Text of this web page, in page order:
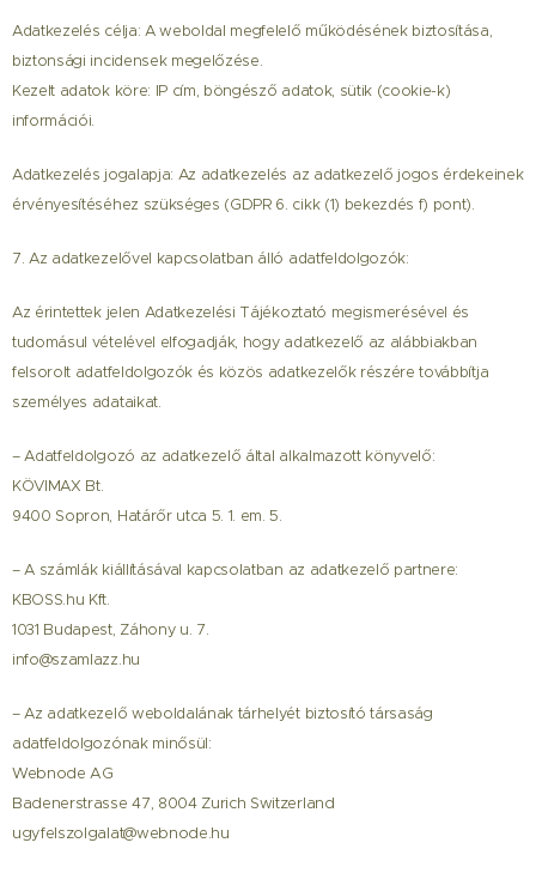
Adatkezelés célja: A weboldal megfelelő működésének biztosítása,
biztonsági incidensek megelőzése.
Kezelt adatok köre: IP cím, böngésző adatok, sütik (cookie-k)
információi.
Adatkezelés jogalapja: Az adatkezelés az adatkezelő jogos érdekeinek
érvényesítéséhez szükséges (GDPR 6. cikk (1) bekezdés f) pont).
7. Az adatkezelővel kapcsolatban álló adatfeldolgozók:
Az érintettek jelen Adatkezelési Tájékoztató megismerésével és
tudomásul vételével elfogadják, hogy adatkezelő az alábbiakban
felsorolt adatfeldolgozók és közös adatkezelők részére továbbítja
személyes adataikat.
– Adatfeldolgozó az adatkezelő által alkalmazott könyvelő:
KÖVIMAX Bt.
9400 Sopron, Határőr utca 5. 1. em. 5.
– A számlák kiállításával kapcsolatban az adatkezelő partnere:
KBOSS.hu Kft.
1031 Budapest, Záhony u. 7.
info@szamlazz.hu
– Az adatkezelő weboldalának tárhelyét biztosító társaság
adatfeldolgozónak minősül:
Webnode AG
Badenerstrasse 47, 8004 Zurich Switzerland
ugyfelszolgalat@webnode.hu